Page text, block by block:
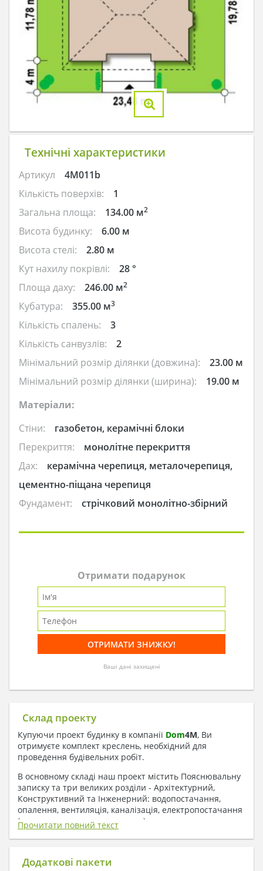
Технічні характеристики
Артикул
4M011b
Кількість поверхів:
1
Загальна площа:
134.00 м2
Висота будинку:
6.00 м
Висота стелі:
2.80 м
Кут нахилу покрівлі:
28 °
Площа даху:
246.00 м2
Кубатура: 355.00 м3
Кількість спалень:
3
Кількість санвузлів:
2
Мінімальний розмір ділянки (довжина):
23.00 м
Мінімальний розмір ділянки (ширина):
19.00 м
Матеріали:
Стіни:
газобетон, керамічні блоки
Перекриття:
монолітне перекриття
Дах:
керамічна черепиця, металочерепиця,
цементно-піщана черепиця
Фундамент:
стрічковий монолітно-збірний
Отримати подарунок
Ваші дані захищені
Склад проекту
Купуючи проект будинку в компанії Dom4M, Ви
отримуєте комплект креслень, необхідний для
проведення будівельних робіт.
В основному складі наш проект містить Пояснювальну
записку та три великих розділи - Архітектурний,
Конструктивний та Інженерний: водопостачання,
опалення, вентиляція, каналізація, електропостачання
( купується за додаткову плату ).
1. До складу Архітектурного розділу
входять:
Прочитати повний текст
Додаткові пакети